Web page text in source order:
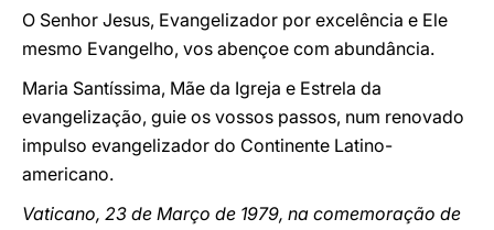
O Senhor Jesus, Evangelizador por excelência e Ele
mesmo Evangelho, vos abençoe com abundância.
Maria Santíssima, Mãe da Igreja e Estrela da
evangelização, guie os vossos passos, num renovado
impulso evangelizador do Continente Latino-
americano.
Vaticano, 23 de Março de 1979, na comemoração de